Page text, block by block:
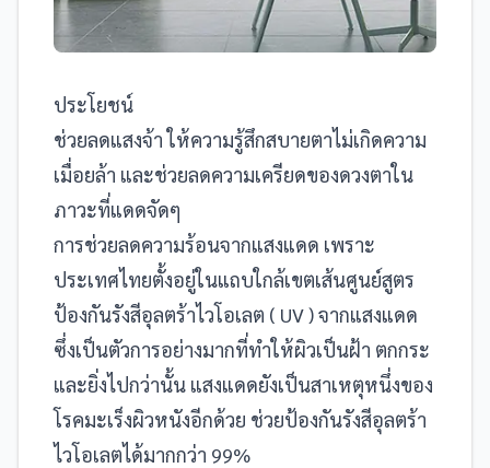
ประโยชน์
ช่วยลดแสงจ้า ให้ความรู้สึกสบายตาไม่เกิดความ
เมื่อยล้า และช่วยลดความเครียดของดวงตาใน
ภาวะที่แดดจัดๆ
การช่วยลดความร้อนจากแสงแดด เพราะ
ประเทศไทยตั้งอยู่ในแถบใกล้เขตเส้นศูนย์สูตร
ป้องกันรังสีอุลตร้าไวโอเลต ( UV ) จากแสงแดด
ซึ่งเป็นตัวการอย่างมากที่ทำให้ผิวเป็นฝ้า ตกกระ
และยิ่งไปกว่านั้น แสงแดดยังเป็นสาเหตุหนึ่งของ
โรคมะเร็งผิวหนังอีกด้วย ช่วยป้องกันรังสีอุลตร้า
ไวโอเลตได้มากกว่า 99%